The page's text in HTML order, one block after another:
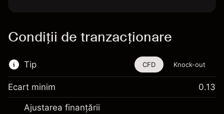
Condiții de tranzacționare
Tip
Acest instrument financiar este disponibil
pentru tranzacționare prin CFD-uri și Knock-
CFD Knock-out
Ecart minim 0.13
Ajustarea finanțării